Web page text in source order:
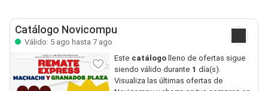
Catálogo Novicompu
Válido: 5 ago hasta 7 ago
Este catálogo lleno de ofertas sigue
siendo válido durante 1 día(s).
Visualiza las últimas ofertas de